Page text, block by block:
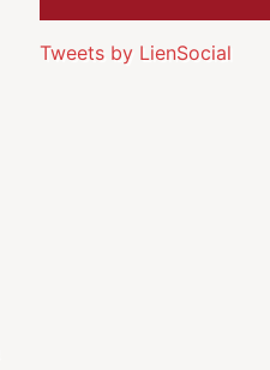
Tweets by LienSocial